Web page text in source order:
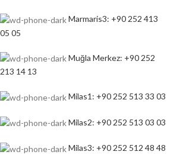
Marmaris3: +90 252 413
05 05
Muğla Merkez: +90 252
213 14 13
Milas1: +90 252 513 33 03
Milas2: +90 252 513 03 03
Milas3: +90 252 512 48 48